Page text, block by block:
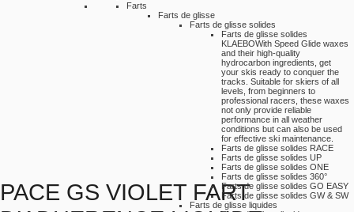
Farts
Farts de glisse
Farts de glisse solides
Farts de glisse solides
KLAEBOWith Speed Glide waxes
and their high-quality
hydrocarbon ingredients, get
your skis ready to conquer the
tracks. Suitable for skiers of all
levels, from beginners to
professional racers, these waxes
not only provide reliable
performance in all weather
conditions but can also be used
for effective ski maintenance.
Farts de glisse solides RACE
Farts de glisse solides UP
Farts de glisse solides ONE
Farts de glisse solides 360°
Farts de glisse solides GO EASY
Farts de glisse solides GW & SW
Farts de glisse liquides
PACE GS VIOLET FART